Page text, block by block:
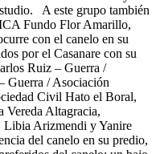
A este grupo también
Fundo Flor Amarillo,
con el canelo en su
por el Casanare con su
Ruiz – Guerra /
Guerra / Asociación
Civil Hato el Boral,
Vereda Altagracia,
Libia Arizmendi y Yanire
del canelo en su predio,